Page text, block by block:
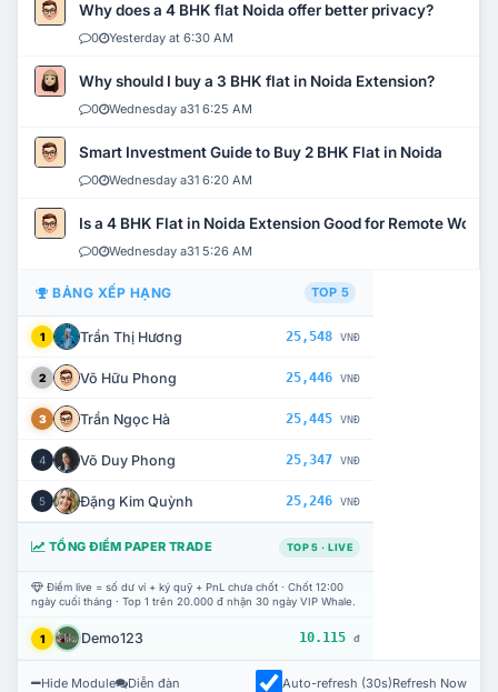
Why does a 4 BHK flat Noida offer better privacy?
0 Yesterday at 6:30 AM
Why should I buy a 3 BHK flat in Noida Extension?
0 Wednesday a31 6:25 AM
Smart Investment Guide to Buy 2 BHK Flat in Noida
0 Wednesday a31 6:20 AM
Is a 4 BHK Flat in Noida Extension Good for Remote Work?
0 Wednesday a31 5:26 AM
BẢNG XẾP HẠNG TOP 5
1 Trần Thị Hương 25,548 VNĐ
2 Võ Hữu Phong 25,446 VNĐ
3 Trần Ngọc Hà 25,445 VNĐ
4 Võ Duy Phong 25,347 VNĐ
5 Đặng Kim Quỳnh 25,246 VNĐ
TỔNG ĐIỂM PAPER TRADE TOP 5 · LIVE
Điểm live = số dư ví + ký quỹ + PnL chưa chốt · Chốt 12:00
ngày cuối tháng · Top 1 trên 20.000 đ nhận 30 ngày VIP Whale.
1 Demo123 10.115 đ
Hide Module Diễn đàn Auto-refresh (30s)Refresh Now